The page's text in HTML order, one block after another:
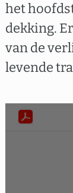
het
dekking.
van de
levende